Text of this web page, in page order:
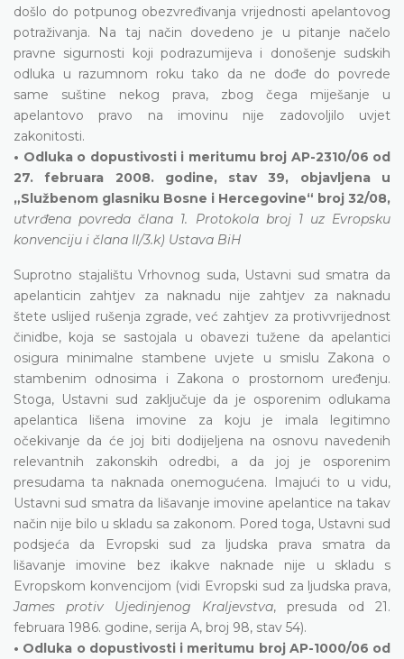
došlo do potpunog obezvređivanja vrijednosti apelantovog
potraživanja. Na taj način dovedeno je u pitanje načelo
pravne sigurnosti koji podrazumijeva i donošenje sudskih
odluka u razumnom roku tako da ne dođe do povrede
same suštine nekog prava, zbog čega miješanje u
apelantovo pravo na imovinu nije zadovoljilo uvjet
zakonitosti.
• Odluka o dopustivosti i meritumu broj AP-2310/06 od
27. februara 2008. godine, stav 39, objavljena u
„Službenom glasniku Bosne i Hercegovine“ broj 32/08,
utvrđena povreda člana 1. Protokola broj 1 uz Evropsku
konvenciju i člana II/3.k) Ustava BiH
Suprotno stajalištu Vrhovnog suda, Ustavni sud smatra da
apelanticin zahtjev za naknadu nije zahtjev za naknadu
štete uslijed rušenja zgrade, već zahtjev za protivvrijednost
činidbe, koja se sastojala u obavezi tužene da apelantici
osigura minimalne stambene uvjete u smislu Zakona o
stambenim odnosima i Zakona o prostornom uređenju.
Stoga, Ustavni sud zaključuje da je osporenim odlukama
apelantica lišena imovine za koju je imala legitimno
očekivanje da će joj biti dodijeljena na osnovu navedenih
relevantnih zakonskih odredbi, a da joj je osporenim
presudama ta naknada onemogućena. Imajući to u vidu,
Ustavni sud smatra da lišavanje imovine apelantice na takav
način nije bilo u skladu sa zakonom. Pored toga, Ustavni sud
podsjeća da Evropski sud za ljudska prava smatra da
lišavanje imovine bez ikakve naknade nije u skladu s
Evropskom konvencijom (vidi Evropski sud za ljudska prava,
James protiv Ujedinjenog Kraljevstva, presuda od 21.
februara 1986. godine, serija A, broj 98, stav 54).
• Odluka o dopustivosti i meritumu broj AP-1000/06 od